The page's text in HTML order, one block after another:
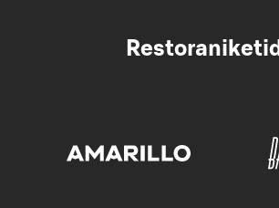
Restoraniketid